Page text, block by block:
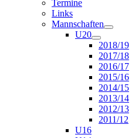
Termine
Links
Mannschaften
U20
2018/19
2017/18
2016/17
2015/16
2014/15
2013/14
2012/13
2011/12
U16